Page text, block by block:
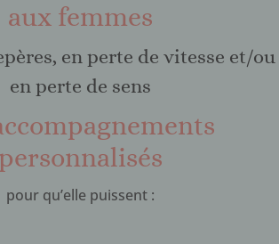
aux femmes
en perte de vitesse et/ou
en perte de sens
personnalisés
pour qu’elle puissent :